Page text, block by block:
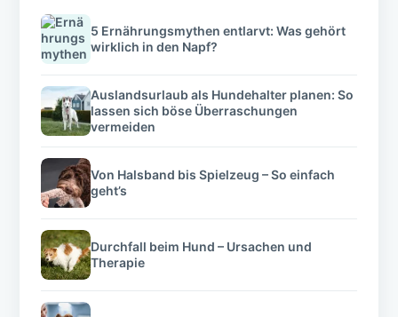
5 Ernährungsmythen entlarvt: Was gehört
wirklich in den Napf?
Auslandsurlaub als Hundehalter planen: So
lassen sich böse Überraschungen
vermeiden
Von Halsband bis Spielzeug – So einfach
geht’s
Durchfall beim Hund – Ursachen und
Therapie